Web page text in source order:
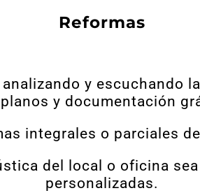
reformas
y escuchando
y documentación
integrales o parciales
del local o oficina
personalizadas.